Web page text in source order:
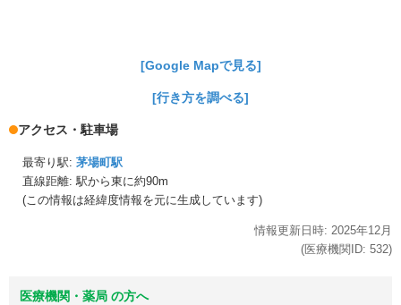
[Google Mapで見る]
[行き方を調べる]
アクセス・駐車場
最寄り駅: 茅場町駅
直線距離: 駅から東に約90m
(この情報は経緯度情報を元に生成しています)
情報更新日時: 2025年12月
(医療機関ID: 532)
医療機関・薬局 の方へ